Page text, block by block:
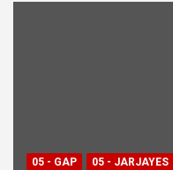
05 - GAP 05 - JARJAYES